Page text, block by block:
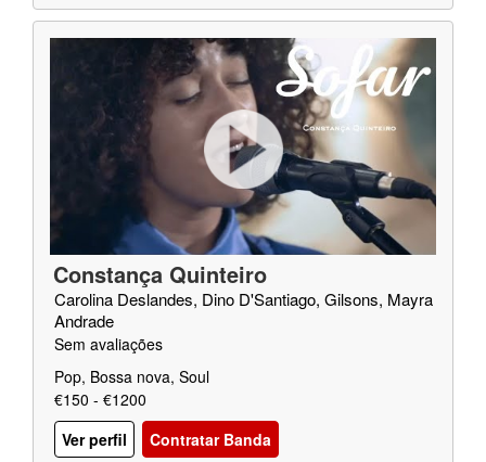
Constança Quinteiro
Carolina Deslandes, Dino D'Santiago, Gilsons, Mayra
Andrade
Sem avaliações
Pop, Bossa nova, Soul
€150 - €1200
Ver perfil
Contratar Banda